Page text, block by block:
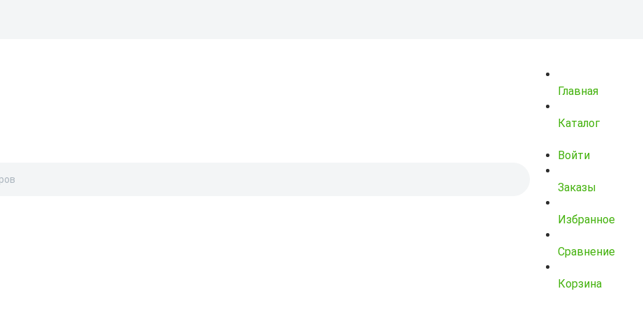
Главная
Каталог
Войти
Заказы
Избранное
Сравнение
Корзина